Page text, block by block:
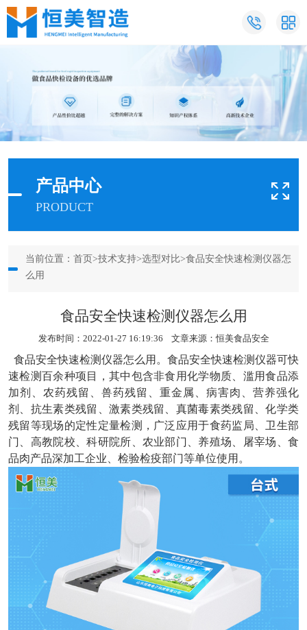
产品中心
PRODUCT
当前位置： 首页 >技术支持>选型对比>食品安全快速检测仪器怎
么用
食品安全快速检测仪器怎么用
发布时间：2022-01-27 16:19:36 文章来源：恒美食品安全
食品安全快速检测仪器怎么用。 食品安全快速检测仪器可快
速检测百余种项目，其中包含非食用化学物质、滥用食品添
加剂、农药残留、兽药残留、重金属、病害肉、营养强化
剂、抗生素类残留、激素类残留、真菌毒素类残留、化学类
残留等现场的定性定量检测，广泛应用于食药监局、卫生部
门、高教院校、科研院所、农业部门、养殖场、屠宰场、食
品肉产品深加工企业、检验检疫部门等单位使用。